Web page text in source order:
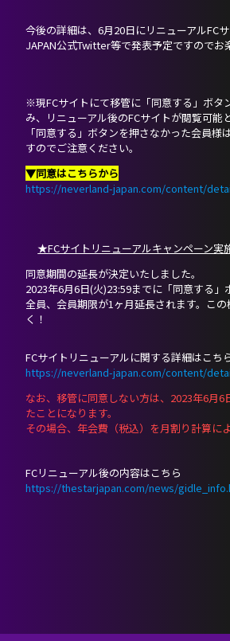
今後の詳細は、6月20日にリニューアルFC
JAPAN公式Twitter等で発表予定ですのでお
※現FCサイトにて移管に「同意する」ボタ
み、リニューアル後のFCサイトが閲覧可能
「同意する」ボタンを押さなかった会員様
すのでご注意ください。
▼同意はこちらから
https://neverland-japan.com/content/
★FCサイトリニューアルキャンペーン実
同意期間の延長が決定いたしました。
2023年6月6日(火)23:59までに「同意する
全員、会員期限が1ヶ月延長されます。こ
く！
FCサイトリニューアルに関する詳細はこち
https://neverland-japan.com/content/
なお、移管に同意しない方は、2023年6月6
たことになります。
その場合、年会費（税込）を月割り計算に
FCリニューアル後の内容はこちら
https://thestarjapan.com/news/
NEVERLAND JAPAN
KR